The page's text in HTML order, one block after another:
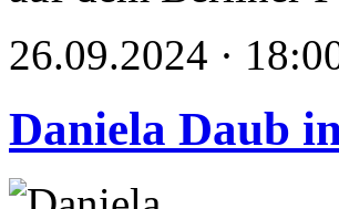
26.09.2024 ·
Daniela Daub